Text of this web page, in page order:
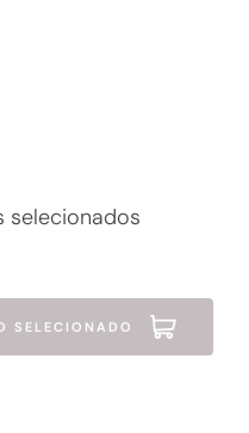
Kit Para Pintura Atlas 6 Peças
SELECIONADO